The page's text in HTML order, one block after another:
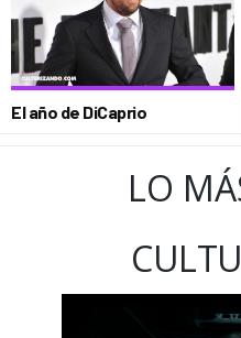
El año de DiCaprio
LO